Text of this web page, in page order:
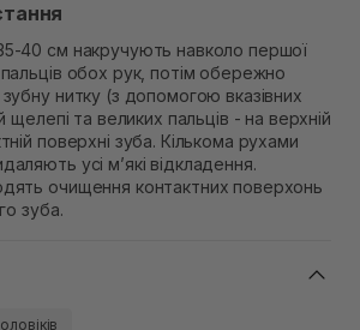
40 см накручують навколо першої
обох рук, потім обережно
нитку (з допомогою вказівних
щелепі та великих пальців - на верхній
поверхні зуба. Кількома рухами
усі м’які відкладення.
очищення контактних поверхонь
зуба.